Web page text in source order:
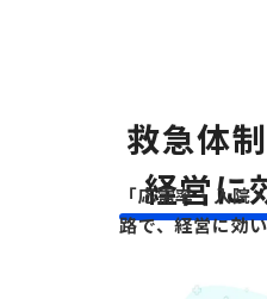
救急体
経営に
「応需率・入院
路で、経営に効